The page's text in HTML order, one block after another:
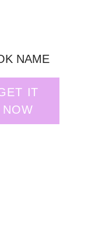
NAME
IT
NOW